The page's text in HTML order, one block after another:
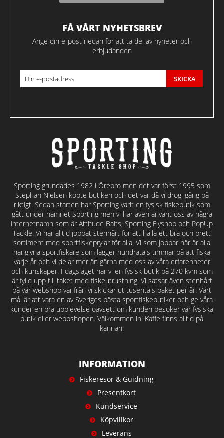
FÅ VÅRT NYHETSBREV
Ange din e-post nedan för att ta del av nyheter och
erbjudanden
SKICKA
Sporting grundades 1982 i Örebro men det var först 1995 som
Stephan Nielsen köpte butiken och det var då vi drog igång på
riktigt. Sedan starten har Sporting varit en fysisk fiskebutik som
gått under namnet Sporting men vi har även använt oss av några
internetnamn som är Attitude Baits, Sporting Flyshop och PopUp
Tackle. Vi har alltid jobbat stenhårt för att hålla ett bra och brett
sortiment med sportfiskeprylar för alla. Vi som jobbar här är alla
hängivna sportfiskare som lägger hundratals timmar på att fiska
varje år och vi delar mer än gärna med oss av våra erfarenheter
och kunskaper. I dagsläget har vi en fysisk butik på 270 kvm som
är fylld upp till taket med fiskeutrustning. Vi satsar även stenhårt
på vår webshop varifrån vi skickar ut tusentals paket per år. Vårt
mål är att vara en av Sveriges bästa sportfiskebutiker och ge våra
kunder en bra upplevelse oavsett om kunden besöker vår fysiska
butik eller webbshopen. Välkommen in! Kaffe finns alltid på
kannan.
INFORMATION
Fiskeresor & Guidning
Presentkort
Kundservice
Köpvillkor
Leverans